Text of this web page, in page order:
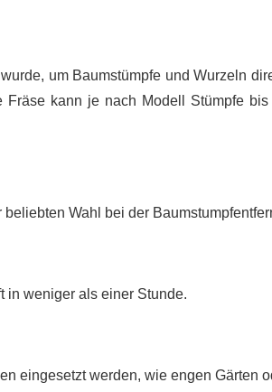
um Baumstümpfe und Wurzeln
kann je nach Modell Stümpfe
Wahl bei der
in weniger als einer Stunde.
eingesetzt werden, wie engen Gärten